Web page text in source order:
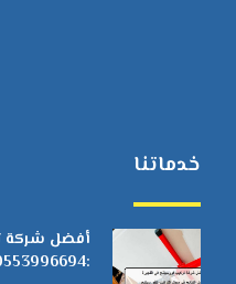
خدماتنا
أفضل شركة
:0553996694